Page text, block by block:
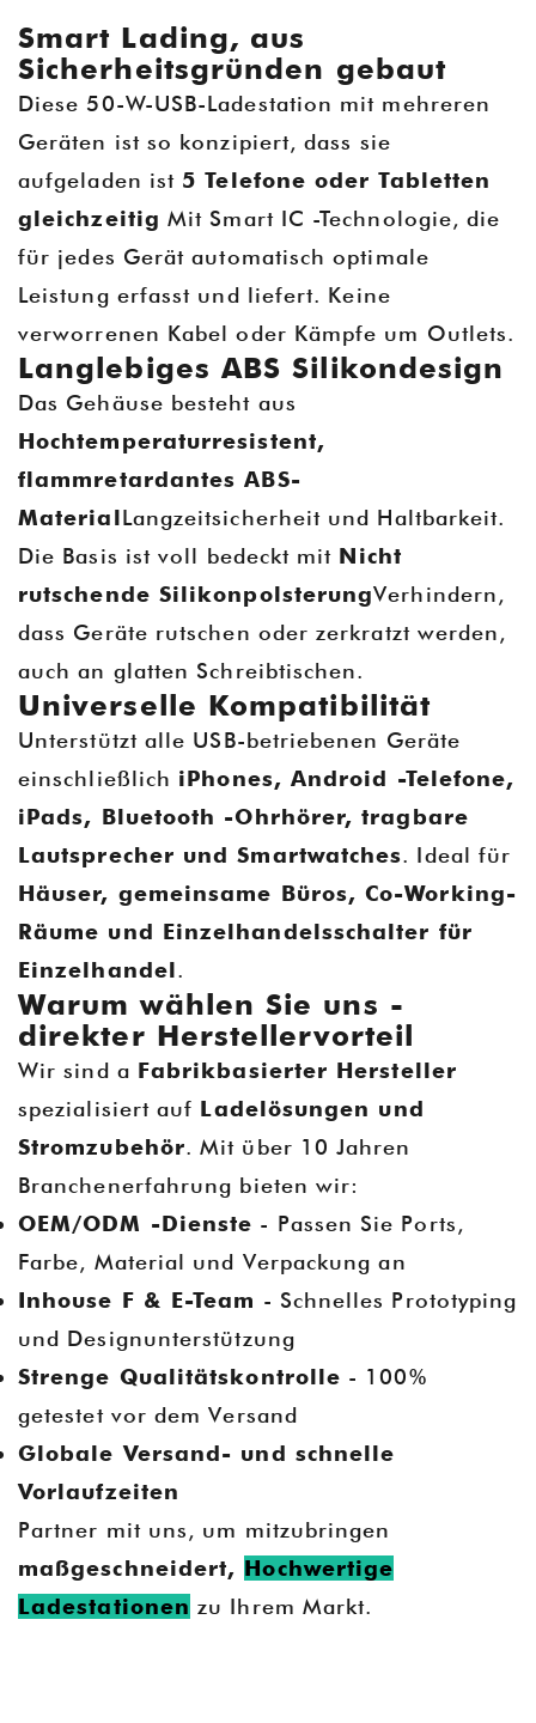
Smart Lading, aus
Sicherheitsgründen gebaut
Diese 50-W-USB-Ladestation mit mehreren
Geräten ist so konzipiert, dass sie
aufgeladen ist 5 Telefone oder Tabletten
gleichzeitig Mit Smart IC -Technologie, die
für jedes Gerät automatisch optimale
Leistung erfasst und liefert. Keine
verworrenen Kabel oder Kämpfe um Outlets.
Langlebiges ABS Silikondesign
Das Gehäuse besteht aus
Hochtemperaturresistent,
flammretardantes ABS-
MaterialLangzeitsicherheit und Haltbarkeit.
Die Basis ist voll bedeckt mit Nicht
rutschende SilikonpolsterungVerhindern,
dass Geräte rutschen oder zerkratzt werden,
auch an glatten Schreibtischen.
Universelle Kompatibilität
Unterstützt alle USB-betriebenen Geräte
einschließlich iPhones, Android -Telefone,
iPads, Bluetooth -Ohrhörer, tragbare
Lautsprecher und Smartwatches. Ideal für
Häuser, gemeinsame Büros, Co-Working-
Räume und Einzelhandelsschalter für
Einzelhandel.
Warum wählen Sie uns -
direkter Herstellervorteil
Wir sind a Fabrikbasierter Hersteller
spezialisiert auf Ladelösungen und
Stromzubehör. Mit über 10 Jahren
Branchenerfahrung bieten wir:
OEM/ODM -Dienste - Passen Sie Ports,
Farbe, Material und Verpackung an
Inhouse F & E-Team - Schnelles Prototyping
und Designunterstützung
Strenge Qualitätskontrolle - 100%
getestet vor dem Versand
Globale Versand- und schnelle
Vorlaufzeiten
Partner mit uns, um mitzubringen
maßgeschneidert, Hochwertige
Ladestationen zu Ihrem Markt.